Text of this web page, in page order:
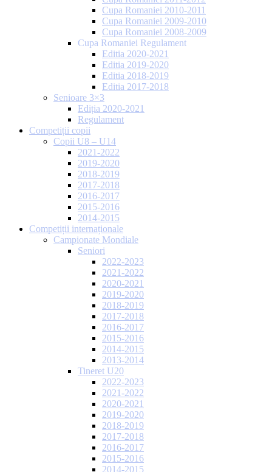
Cupa Romaniei 2010-2011
Cupa Romaniei 2009-2010
Cupa Romaniei 2008-2009
Cupa Romaniei Regulament
Editia 2020-2021
Editia 2019-2020
Editia 2018-2019
Editia 2017-2018
Senioare 3×3
Ediția 2020-2021
Regulament
Competiții copii
Copii U8 – U14
2021-2022
2019-2020
2018-2019
2017-2018
2016-2017
2015-2016
2014-2015
Competiții internaționale
Campionate Mondiale
Seniori
2022-2023
2021-2022
2020-2021
2019-2020
2018-2019
2017-2018
2016-2017
2015-2016
2014-2015
2013-2014
Tineret U20
2022-2023
2021-2022
2020-2021
2019-2020
2018-2019
2017-2018
2016-2017
2015-2016
2014-2015